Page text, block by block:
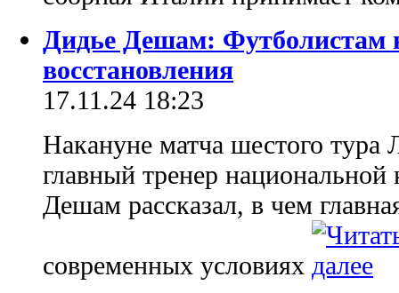
Дидье Дешам: Футболистам
восстановления
17.11.24 18:23
Накануне матча шестого
главный тренер
Дешам рассказал, в чем
современных условиях